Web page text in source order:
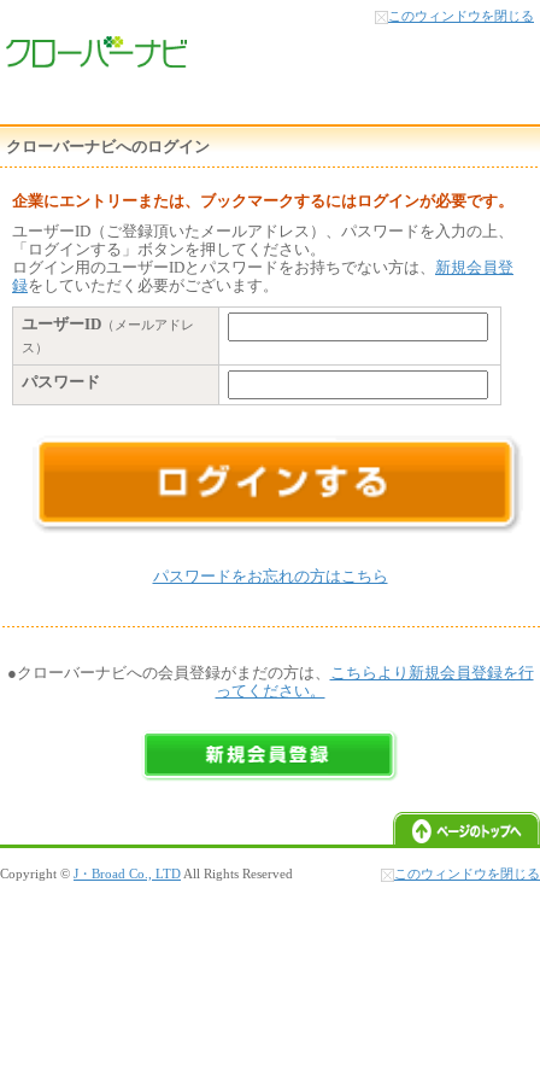
へ
このウィンドウを閉じる
クローバーナビへのログイン
企業にエントリーまたは、ブックマークするにはログインが必要です。
ユーザーID（ご登録頂いたメールアドレス）、パスワードを入力の上、
「ログインする」ボタンを押してください。
ログイン用のユーザーIDとパスワードをお持ちでない方は、 新規会員登
録をしていただく必要がございます。
ユーザーID （メールアドレ
ス）
パスワード
パスワードをお忘れの方はこちら
●クローバーナビへの会員登録がまだの方は、 こちらより新規会員登録を行
ってください。
Copyright © J・Broad Co., LTD All Rights Reserved このウィンドウを閉じる